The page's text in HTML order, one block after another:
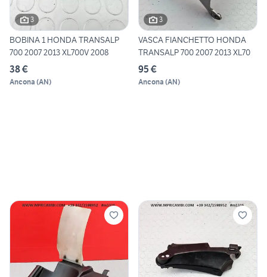
3
BOBINA 1 HONDA TRANSALP
700 2007 2013 XL700V 2008
38 €
Ancona (AN)
3
VASCA FIANCHETTO HONDA
TRANSALP 700 2007 2013 XL70
95 €
Ancona (AN)